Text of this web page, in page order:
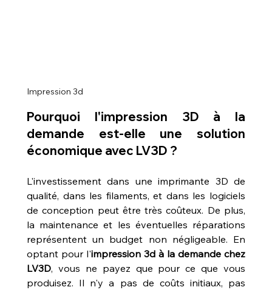
Impression 3d
Pourquoi l'impression 3D à la
demande est-elle une solution
économique avec LV3D ?
L'investissement dans une imprimante 3D de
qualité, dans les filaments, et dans les logiciels
de conception peut être très coûteux. De plus,
la maintenance et les éventuelles réparations
représentent un budget non négligeable. En
optant pour l'impression 3d à la demande chez
LV3D, vous ne payez que pour ce que vous
produisez. Il n'y a pas de coûts initiaux, pas